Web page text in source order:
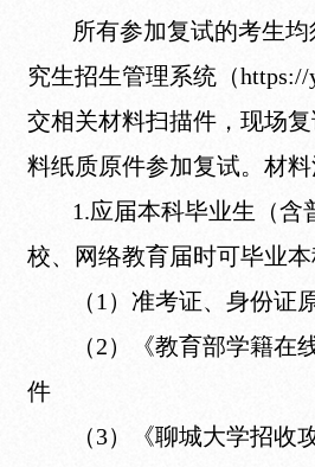
所有参加复试的考生
究生招生管理系统（https://
交相关材料扫描件，现场
料纸质原件参加复试。材料
1.应届本科毕业生（含
校、网络教育届时可毕业本
（1）准考证、身份证
（2）《教育部学籍在
件
（3）《聊城大学招收